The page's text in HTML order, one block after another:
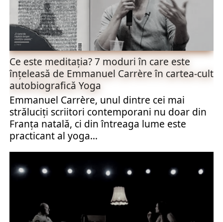
Ce este meditația? 7 moduri în care este
înțeleasă de Emmanuel Carrère în cartea-cult
autobiografică Yoga
Emmanuel Carrère, unul dintre cei mai
străluciți scriitori contemporani nu doar din
Franța natală, ci din întreaga lume este
practicant al yoga...